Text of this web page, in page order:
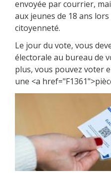
envoyée par courrier,
aux jeunes de 18 ans
citoyenneté.
Le jour du vote, vous
électorale au bureau de
plus, vous pouvez voter
une <a